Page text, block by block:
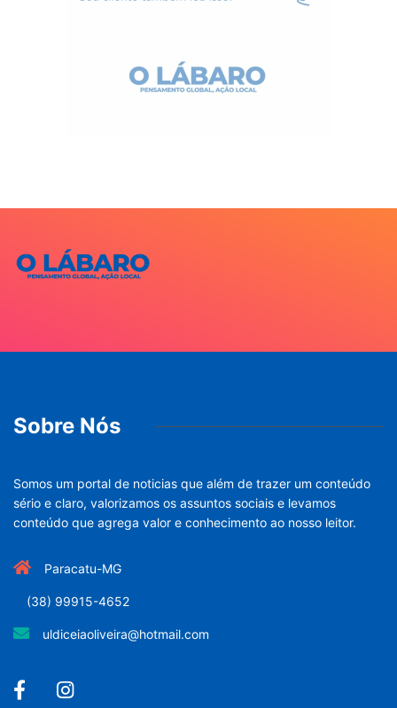
Sobre Nós
Somos um portal de noticias que além de trazer um conteúdo
sério e claro, valorizamos os assuntos sociais e levamos
conteúdo que agrega valor e conhecimento ao nosso leitor.
Paracatu-MG
(38) 99915-4652
uldiceiaoliveira@hotmail.com